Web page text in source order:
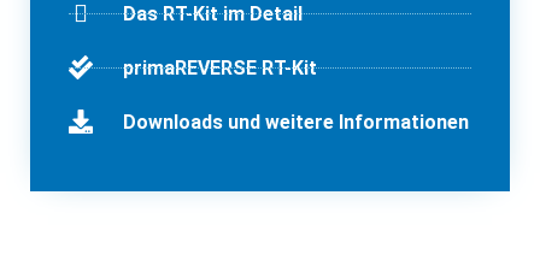
Das RT-Kit im Detail
primaREVERSE RT-Kit
Downloads und weitere Informationen